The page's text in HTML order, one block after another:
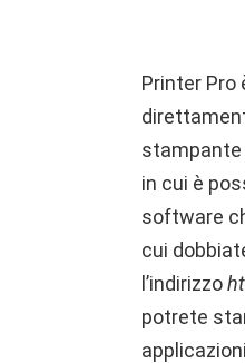
Printer Pro
stampante
in cui è
software
cui
l’indirizzo
potrete